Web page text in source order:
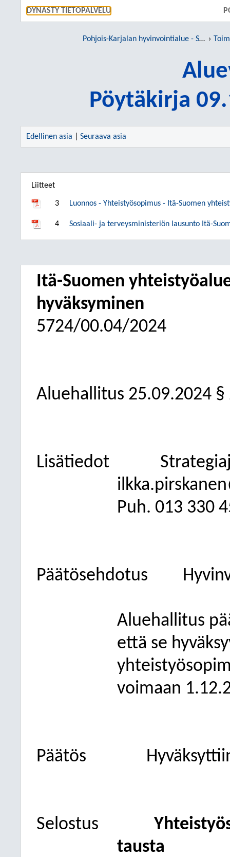
DYNASTY TIETOPALVELU SIIRRY
Pohjois-Karjalan hyvinvointialue - Siun sote
Pöytäkirja
Edellinen asia Seuraava asia
Liitteet
3 Luonnos - Yhteistyösopimus - Itä-Suomen
4 Sosiaali- ja terveysministeriön lausunto Itä-
Itä-Suomen
hyväksyminen
5724/00.04/2024
Aluehallitus 25.09.2024 §
Lisätiedot
Puh. 013 330
Päätösehdotus
Aluehallitus
että se
voimaan
Päätös
Selostus
tausta